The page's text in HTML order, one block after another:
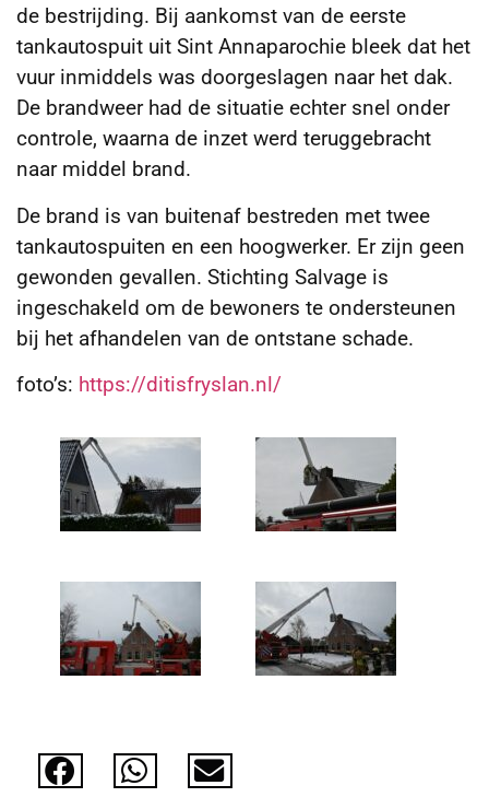
de bestrijding. Bij aankomst van de eerste
tankautospuit uit Sint Annaparochie bleek dat het
vuur inmiddels was doorgeslagen naar het dak.
De brandweer had de situatie echter snel onder
controle, waarna de inzet werd teruggebracht
naar middel brand.
De brand is van buitenaf bestreden met twee
tankautospuiten en een hoogwerker. Er zijn geen
gewonden gevallen. Stichting Salvage is
ingeschakeld om de bewoners te ondersteunen
bij het afhandelen van de ontstane schade.
foto’s: https://ditisfryslan.nl/